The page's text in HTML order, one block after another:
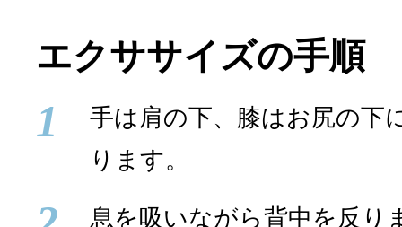
エクササイズの手順
1
手は肩の下、膝はお尻の下
ります。
息を吸いながら背中を反り